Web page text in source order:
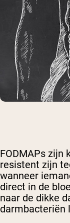
FODMAPs zijn
resistent zijn
wanneer
direct in de
naar de dikke
darmbacteriën